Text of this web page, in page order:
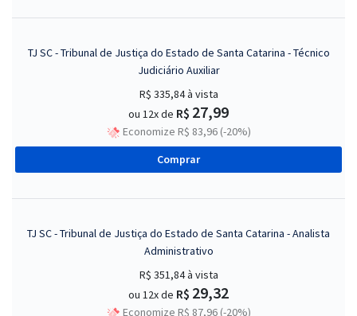
TJ SC - Tribunal de Justiça do Estado de Santa Catarina - Técnico
Judiciário Auxiliar
R$ 335,84à vista
ou 12x de R$ 27,99
Economize R$ 83,96 (-20%)
Comprar
TJ SC - Tribunal de Justiça do Estado de Santa Catarina - Analista
Administrativo
R$ 351,84à vista
ou 12x de R$ 29,32
Economize R$ 87,96 (-20%)